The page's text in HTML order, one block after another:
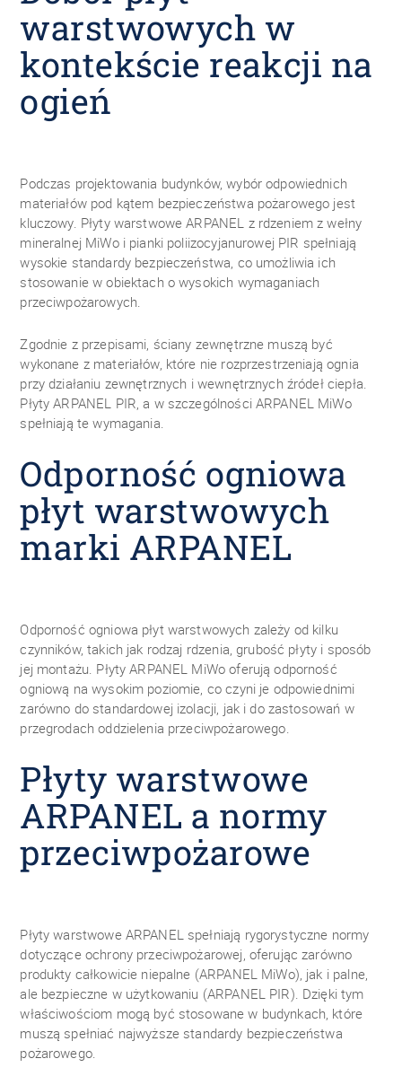
warstwowych w
kontekście reakcji na
ogień
Podczas projektowania budynków, wybór odpowiednich
materiałów pod kątem bezpieczeństwa pożarowego jest
kluczowy. Płyty warstwowe ARPANEL z rdzeniem z wełny
mineralnej MiWo i pianki poliizocyjanurowej PIR spełniają
wysokie standardy bezpieczeństwa, co umożliwia ich
stosowanie w obiektach o wysokich wymaganiach
przeciwpożarowych.
Zgodnie z przepisami, ściany zewnętrzne muszą być
wykonane z materiałów, które nie rozprzestrzeniają ognia
przy działaniu zewnętrznych i wewnętrznych źródeł ciepła.
Płyty ARPANEL PIR, a w szczególności ARPANEL MiWo
spełniają te wymagania.
Odporność ogniowa
płyt warstwowych
marki ARPANEL
Odporność ogniowa płyt warstwowych zależy od kilku
czynników, takich jak rodzaj rdzenia, grubość płyty i sposób
jej montażu. Płyty ARPANEL MiWo oferują odporność
ogniową na wysokim poziomie, co czyni je odpowiednimi
zarówno do standardowej izolacji, jak i do zastosowań w
przegrodach oddzielenia przeciwpożarowego.
Płyty warstwowe
ARPANEL a normy
przeciwpożarowe
Płyty warstwowe ARPANEL spełniają rygorystyczne normy
dotyczące ochrony przeciwpożarowej, oferując zarówno
produkty całkowicie niepalne (ARPANEL MiWo), jak i palne,
ale bezpieczne w użytkowaniu (ARPANEL PIR). Dzięki tym
właściwościom mogą być stosowane w budynkach, które
muszą spełniać najwyższe standardy bezpieczeństwa
pożarowego.